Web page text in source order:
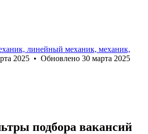
линейный механик, механик,
2025 • Обновлено 30 марта 2025
подбора вакансий